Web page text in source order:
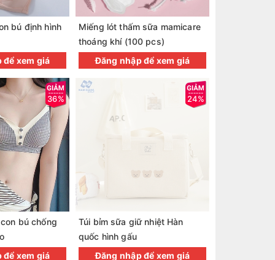
bú định hình
để xem giá
36%
bú chống
để xem giá
Miếng lót thấm sữa mamicare
thoáng khí (100 pcs)
Đăng nhập để xem giá
24%
Túi bỉm sữa giữ nhiệt Hàn
quốc hình gấu
Đăng nhập để xem giá